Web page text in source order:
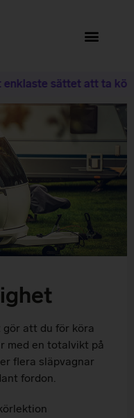
enklaste sättet att ta
att du för köra
med en totalvikt på
flera släpvagnar
fordon.